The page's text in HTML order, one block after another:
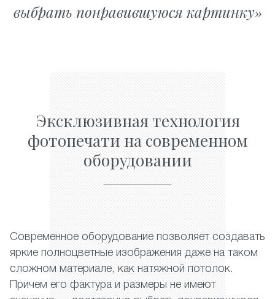
выбрать понравившуюся картинку
Эксклюзивная технология
фотопечати на современном
оборудовании
Современное оборудование позволяет создавать
яркие полноцветные изображения даже на таком
сложном материале, как натяжной потолок.
Причем его фактура и размеры не имеют